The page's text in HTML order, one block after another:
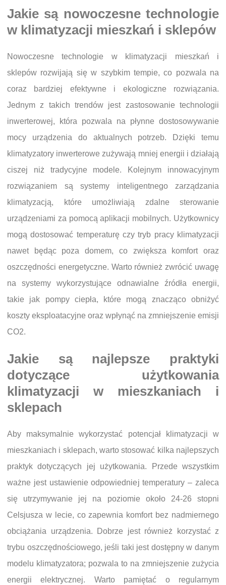
Jakie są nowoczesne technologie
w klimatyzacji mieszkań i sklepów
Nowoczesne technologie w klimatyzacji mieszkań i
sklepów rozwijają się w szybkim tempie, co pozwala na
coraz bardziej efektywne i ekologiczne rozwiązania.
Jednym z takich trendów jest zastosowanie technologii
inwerterowej, która pozwala na płynne dostosowywanie
mocy urządzenia do aktualnych potrzeb. Dzięki temu
klimatyzatory inwerterowe zużywają mniej energii i działają
ciszej niż tradycyjne modele. Kolejnym innowacyjnym
rozwiązaniem są systemy inteligentnego zarządzania
klimatyzacją, które umożliwiają zdalne sterowanie
urządzeniami za pomocą aplikacji mobilnych. Użytkownicy
mogą dostosować temperaturę czy tryb pracy klimatyzacji
nawet będąc poza domem, co zwiększa komfort oraz
oszczędności energetyczne. Warto również zwrócić uwagę
na systemy wykorzystujące odnawialne źródła energii,
takie jak pompy ciepła, które mogą znacząco obniżyć
koszty eksploatacyjne oraz wpłynąć na zmniejszenie emisji
CO2.
Jakie są najlepsze praktyki
dotyczące użytkowania
klimatyzacji w mieszkaniach i
sklepach
Aby maksymalnie wykorzystać potencjał klimatyzacji w
mieszkaniach i sklepach, warto stosować kilka najlepszych
praktyk dotyczących jej użytkowania. Przede wszystkim
ważne jest ustawienie odpowiedniej temperatury – zaleca
się utrzymywanie jej na poziomie około 24-26 stopni
Celsjusza w lecie, co zapewnia komfort bez nadmiernego
obciążania urządzenia. Dobrze jest również korzystać z
trybu oszczędnościowego, jeśli taki jest dostępny w danym
modelu klimatyzatora; pozwala to na zmniejszenie zużycia
energii elektrycznej. Warto pamiętać o regularnym